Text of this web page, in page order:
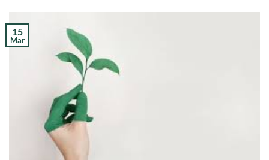
15
Mar